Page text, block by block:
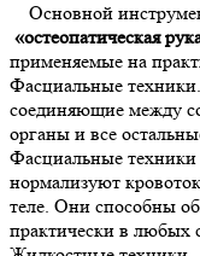
Основной
«остеопатическая
применяемые на
Фасциальные
соединяющие между
органы и все
Фасциальные
нормализуют
теле. Они способны
практически в любых